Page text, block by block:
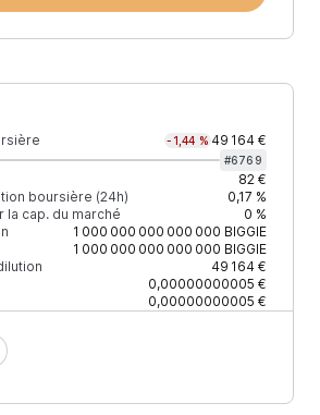
-1,44 % 49 164 €
#6769
82 €
boursière (24h)
0,17 %
la cap. du marché
0 %
1 000 000 000 000 000 BIGGIE
1 000 000 000 000 000 BIGGIE
49 164 €
0,00000000005 €
0,00000000005 €